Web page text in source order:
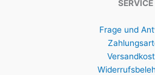
SERVICE
Frage und